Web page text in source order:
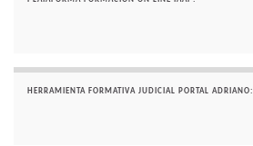
HERRAMIENTA FORMATIVA JUDICIAL PORTAL ADRIANO: